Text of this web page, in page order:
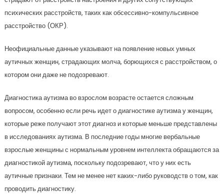
психических расстройств, таких как обсессивно-компульсивное
расстройство (ОКР).
Неофициальные данные указывают на появление новых умных
аутичных женщин, страдающих молча, борющихся с расстройством, о
котором они даже не подозревают.
Диагностика аутизма во взрослом возрасте остается сложным
вопросом, особенно если речь идет о диагностике аутизма у женщин,
которые реже получают этот диагноз и которые меньше представлены
в исследованиях аутизма. В последние годы многие вербальные
взрослые женщины с нормальным уровнем интеллекта обращаются за
диагностикой аутизма, поскольку подозревают, что у них есть
аутичные признаки. Тем не менее нет каких-либо руководств о том, как
проводить диагностику.